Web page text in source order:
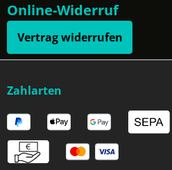
Online-Widerruf
Vertrag widerrufen
Zahlarten